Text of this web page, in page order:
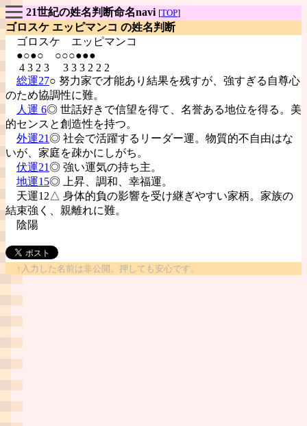
21世紀の姓名判断命名navi [TOP]
ゴロスケ エッピマンコ の姓名判断
ゴロスケ エッピマンコ
●○●○ ○○○●●●
4 3 2 3 3 3 3 2 2 2
総運27○ 努力家で才能あり結果を残すが、強すぎる自尊心
のため協調性に難。
人運 6◎ 世話好きで信望を得て、名誉ある地位を得る。美
的センスと創造性を持つ。
外運21◎ 社会で活躍するリーダー運。物質的不自由はな
いが、家庭を疎かにしがち。
伏運21◎ 強い運気の持ち主。
地運15◎ 上昇、調和、幸福運。
天運12△ 身体的負の影響を受け継ぎやすい家柄。家族の
結束強く、親離れに難。
陰陽
↑入力した名前は非公開。押しても安心です。